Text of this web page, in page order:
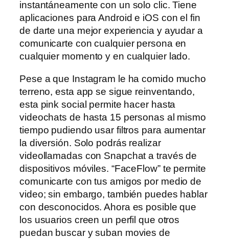
instantáneamente con un solo clic. Tiene
aplicaciones para Android e iOS con el fin
de darte una mejor experiencia y ayudar a
comunicarte con cualquier persona en
cualquier momento y en cualquier lado.
Pese a que Instagram le ha comido mucho
terreno, esta app se sigue reinventando,
esta pink social permite hacer hasta
videochats de hasta 15 personas al mismo
tiempo pudiendo usar filtros para aumentar
la diversión. Solo podrás realizar
videollamadas con Snapchat a través de
dispositivos móviles. “FaceFlow” te permite
comunicarte con tus amigos por medio de
video; sin embargo, también puedes hablar
con desconocidos. Ahora es posible que
los usuarios creen un perfil que otros
puedan buscar y suban movies de